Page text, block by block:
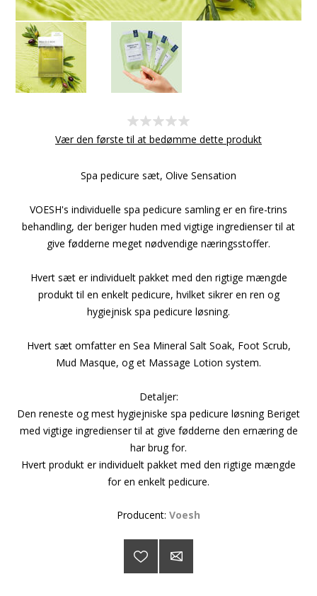
Vær den første til at bedømme dette produkt
Spa pedicure sæt, Olive Sensation
VOESH's individuelle spa pedicure samling er en fire-trins
behandling, der beriger huden med vigtige ingredienser til at
give fødderne meget nødvendige næringsstoffer.
Hvert sæt er individuelt pakket med den rigtige mængde
produkt til en enkelt pedicure, hvilket sikrer en ren og
hygiejnisk spa pedicure løsning.
Hvert sæt omfatter en Sea Mineral Salt Soak, Foot Scrub,
Mud Masque, og et Massage Lotion system.
Detaljer:
Den reneste og mest hygiejniske spa pedicure løsning Beriget
med vigtige ingredienser til at give fødderne den ernæring de
har brug for.
Hvert produkt er individuelt pakket med den rigtige mængde
for en enkelt pedicure.
Producent: Voesh